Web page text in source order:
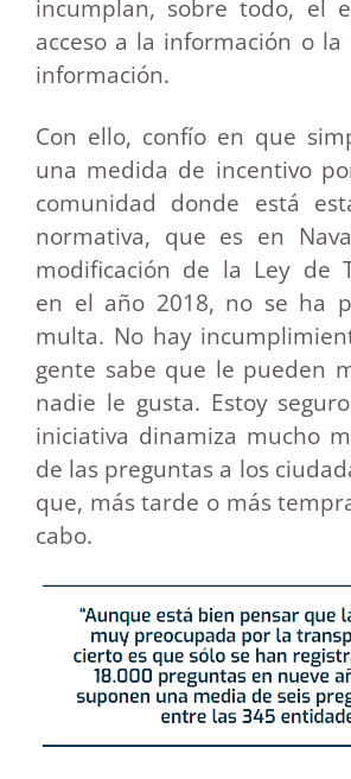
incumplan, sobre todo, el
acceso a la información o la
información.
Con ello, confío en que
una medida de incentivo
comunidad donde está
normativa, que es en
modificación de la Ley de
en el año 2018, no se ha
multa. No hay
gente sabe que le pueden
nadie le gusta. Estoy
iniciativa dinamiza mucho
de las preguntas a los
que, más tarde o más
cabo.